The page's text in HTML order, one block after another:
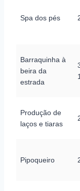
Spa dos pés
Barraquinha à
beira da
estrada
Produção de
laços e tiaras
Pipoqueiro